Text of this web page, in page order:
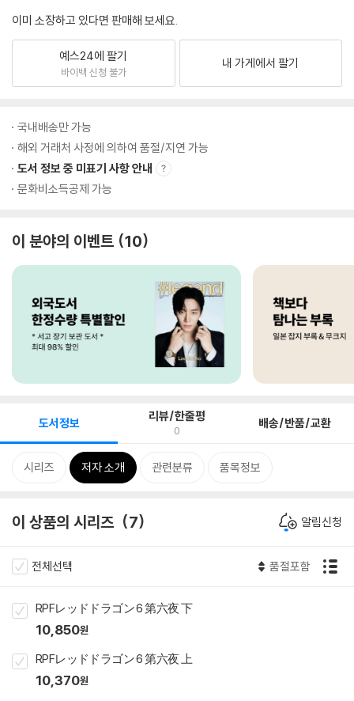
이미 소장하고 있다면 판매해 보세요.
예스24에 팔기
바이백 신청 불가
내 가게에서 팔기
국내배송만 가능
해외 거래처 사정에 의하여 품절/지연 가능
도서 정보 중 미표기 사항 안내
문화비소득공제 가능
이 분야의 이벤트 10
도서정보 리뷰/한줄평
0 배송/반품/교환
시리즈 저자 소개 관련분류 품목정보
이 상품의 시리즈 7 알림신청
전체선택 품절포함
RPFレッドドラゴン 6 第六夜 下
10,850원
RPFレッドドラゴン 6 第六夜 上
10,370원